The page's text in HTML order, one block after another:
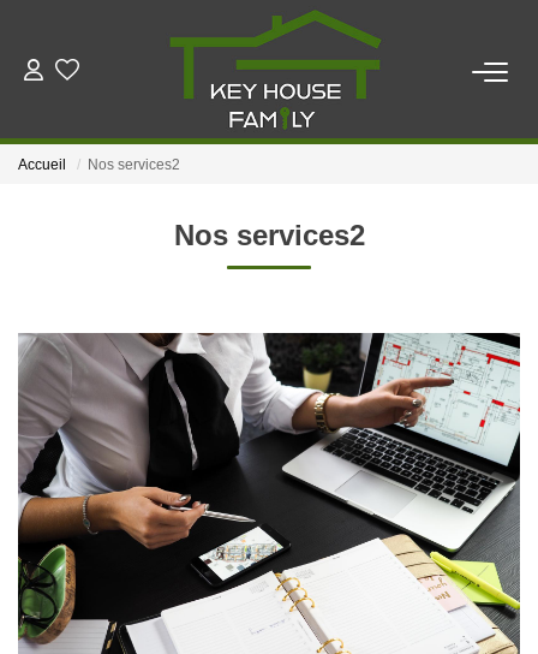
ACHETER
ESTIMER
FAIRE GÉRER
NOTRE AGENCE
Qui Sommes Nous
Notre Équipe
Nous Rejoindre
Nos Actualités
Nos Témoignages
Accueil Nos services2
Nos services2